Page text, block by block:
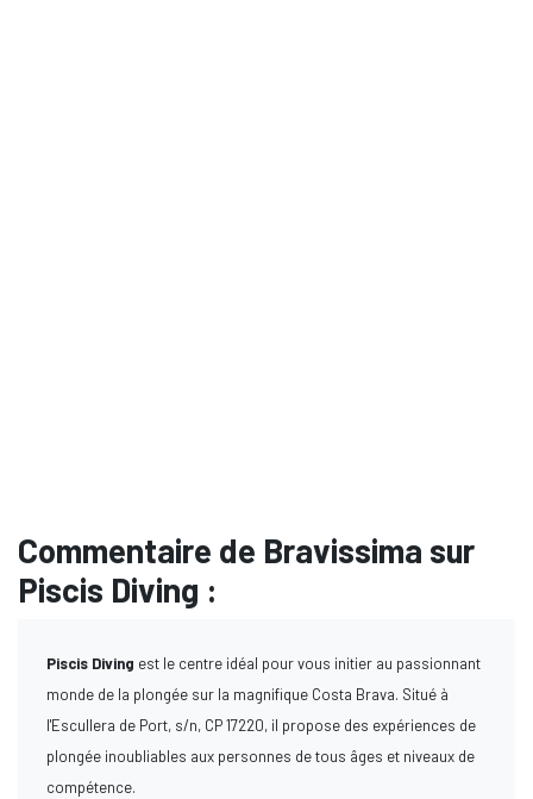
Commentaire de Bravissima sur
Piscis Diving :
Piscis Diving est le centre idéal pour vous initier au passionnant
monde de la plongée sur la magnifique Costa Brava. Situé à
l'Escullera de Port, s/n, CP 17220, il propose des expériences de
plongée inoubliables aux personnes de tous âges et niveaux de
compétence.